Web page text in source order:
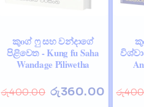
කුoග් ෆු සහ වන්දාගේ
පිළිවෙත - Kung fu Saha
Wandage Piliwetha
රු400.00 රු360.00 රු